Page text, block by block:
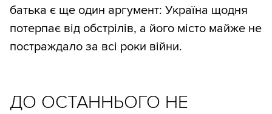
батька є ще один аргумент: Україна щодня
потерпає від обстрілів, а його місто майже не
постраждало за всі роки війни.
ДО ОСТАННЬОГО НЕ